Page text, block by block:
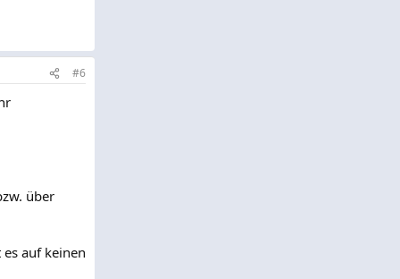
#6
über
auf keinen